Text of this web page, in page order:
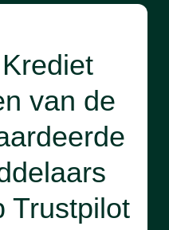
van de
Trustpilot